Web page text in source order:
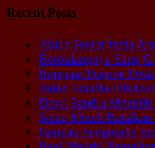
Recent Posts
Aktor Senior India
Berpulangnya Sang
Rencana Darurat
Jadon Sancho
Dewi Sandra
Setan Merah
Banyak Pengusaha